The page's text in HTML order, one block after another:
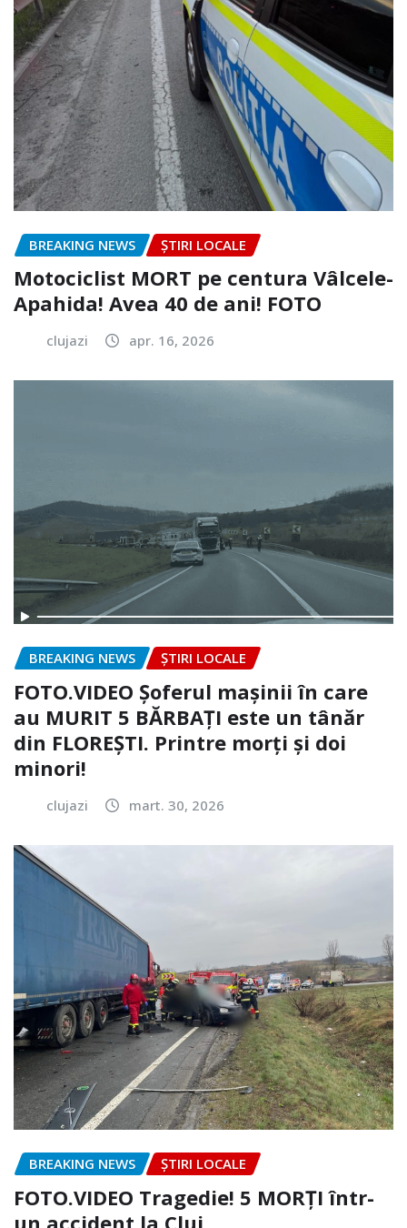
BREAKING NEWS ȘTIRI LOCALE
Motociclist MORT pe centura Vâlcele-
Apahida! Avea 40 de ani! FOTO
clujazi apr. 16, 2026
BREAKING NEWS ȘTIRI LOCALE
FOTO.VIDEO Șoferul mașinii în care
au MURIT 5 BĂRBAȚI este un tânăr
din FLOREȘTI. Printre morți și doi
minori!
clujazi mart. 30, 2026
BREAKING NEWS ȘTIRI LOCALE
FOTO.VIDEO Tragedie! 5 MORȚI într-
un accident la Cluj